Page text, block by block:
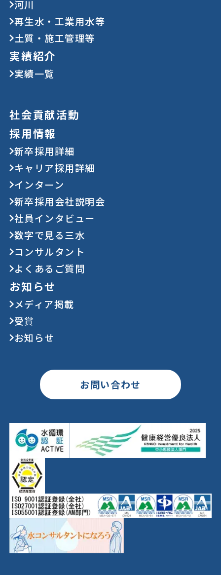
河川
再生水・工業用水等
土質・施工管理等
実績紹介
実績一覧
社会貢献活動
採用情報
新卒採用詳細
キャリア採用詳細
インターン
新卒採用会社説明会
社員インタビュー
数字で見る三水
コンサルタント
よくあるご質問
お知らせ
メディア掲載
受賞
お知らせ
お問い合わせ